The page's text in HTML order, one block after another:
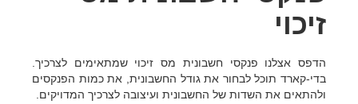
זיכוי
הדפס אצלנו פנקסי חשבונית מס זיכוי שמתאימים לצרכיך.
בדי-קארד תוכל לבחור את גודל החשבונית, את כמות הפנקסים
ולהתאים את השדות של החשבונית ועיצובה לצרכיך המדויקים.